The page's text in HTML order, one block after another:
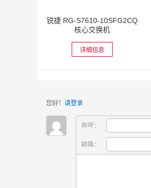
锐捷 RG-S7610-10SFG2CQ
核心交换机
详细信息
您好！ 请登录
称呼：
邮箱：